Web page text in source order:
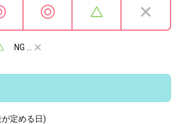
NG …
定める日)